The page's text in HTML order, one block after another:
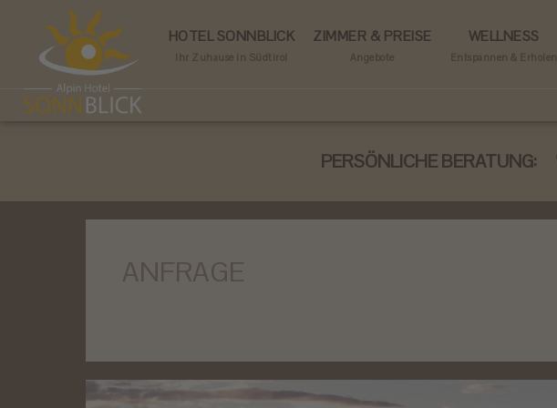
PERSÖNLICHE BERATUNG:
HOTEL SONNBLICK
Ihr Zuhause in Südtirol
ZIMMER & PREISE
Angebote
WELLNESS
Entspannen & Erholen
ANFRAGE